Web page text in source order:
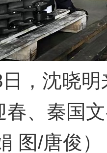
，沈晓
春、秦国
图/唐俊）